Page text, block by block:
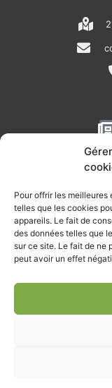
Pour offrir les
telles que les cookies
appareils. Le fait de
des données telles que
sur ce site. Le fait de ne
peut avoir un effet
Retrouvez
adhérents, les
Je
© Union